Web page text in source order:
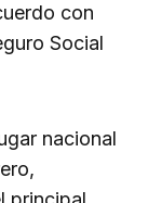
con
Social
nacional